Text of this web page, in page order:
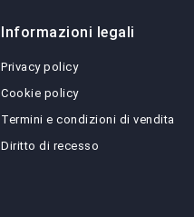
Informazioni legali
Privacy policy
Cookie policy
Termini e condizioni di vendita
Diritto di recesso